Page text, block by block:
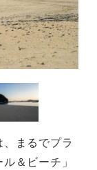
まるでプラ
＆ビーチ」